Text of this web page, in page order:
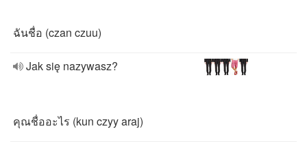
ฉันชื่อ (czan​ czuu)
Jak się nazywasz?
คุณชื่ออะไร (kun czyy araj)